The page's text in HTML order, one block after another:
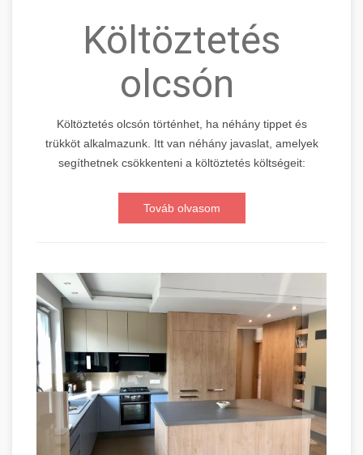
Költöztetés
olcsón
Költöztetés olcsón történhet, ha néhány tippet és
trükköt alkalmazunk. Itt van néhány javaslat, amelyek
segíthetnek csökkenteni a költöztetés költségeit:
Továb olvasom